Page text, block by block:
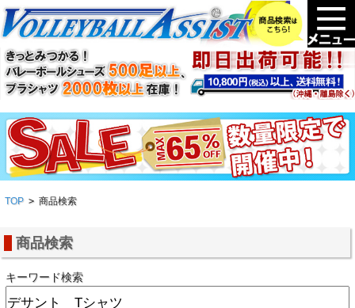
TOP > 商品検索
商品検索
キーワード検索